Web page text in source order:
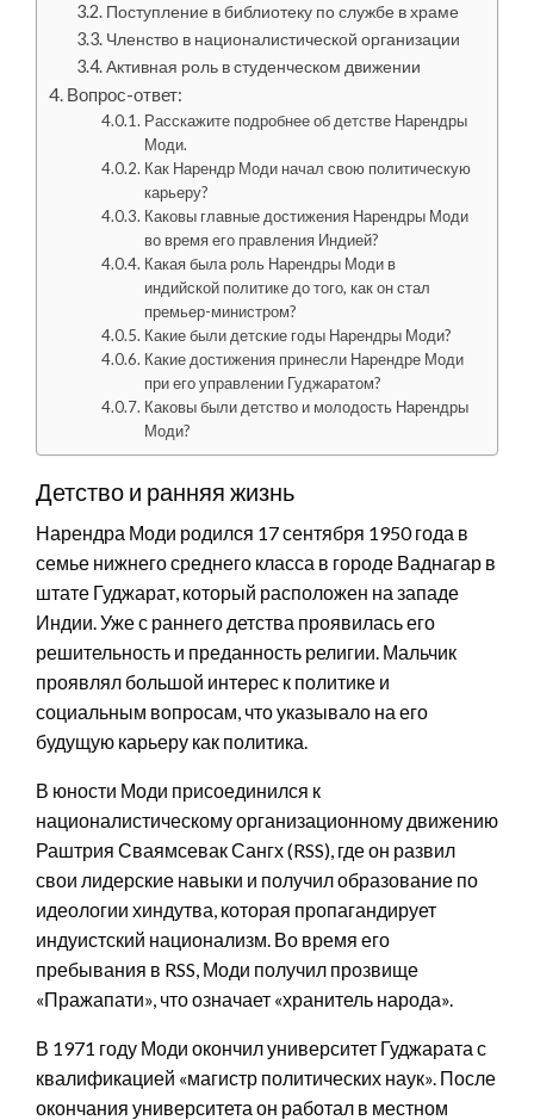
Поступление в библиотеку по службе в храме
Членство в националистической организации
Активная роль в студенческом движении
Вопрос-ответ:
Расскажите подробнее об детстве Нарендры
Моди.
Как Нарендр Моди начал свою политическую
карьеру?
Каковы главные достижения Нарендры Моди
во время его правления Индией?
Какая была роль Нарендры Моди в
индийской политике до того, как он стал
премьер-министром?
Какие были детские годы Нарендры Моди?
Какие достижения принесли Нарендре Моди
при его управлении Гуджаратом?
Каковы были детство и молодость Нарендры
Моди?
Детство и ранняя жизнь
Нарендра Моди родился 17 сентября 1950 года в
семье нижнего среднего класса в городе Ваднагар в
штате Гуджарат, который расположен на западе
Индии. Уже с раннего детства проявилась его
решительность и преданность религии. Мальчик
проявлял большой интерес к политике и
социальным вопросам, что указывало на его
будущую карьеру как политика.
В юности Моди присоединился к
националистическому организационному движению
Раштрия Сваямсевак Сангх (RSS), где он развил
свои лидерские навыки и получил образование по
идеологии хиндутва, которая пропагандирует
индуистский национализм. Во время его
пребывания в RSS, Моди получил прозвище
«Пражапати», что означает «хранитель народа».
В 1971 году Моди окончил университет Гуджарата с
квалификацией «магистр политических наук». После
окончания университета он работал в местном